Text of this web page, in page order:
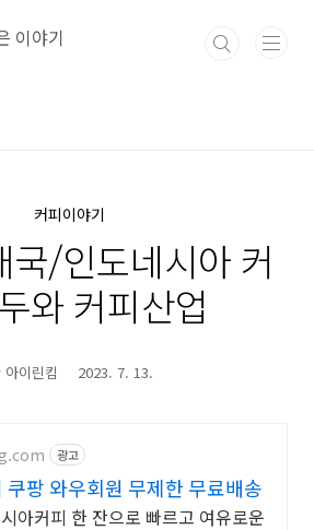
이야기
커피이야기
/인도네시아 커
와 커피산업
이린킴 2023. 7. 13.
광고
팡 와우회원 무제한 무료배송
아커피 한 잔으로 빠르고 여유로운